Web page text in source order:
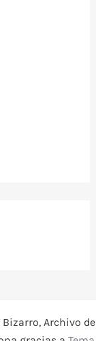
Bizarro, Archivo de